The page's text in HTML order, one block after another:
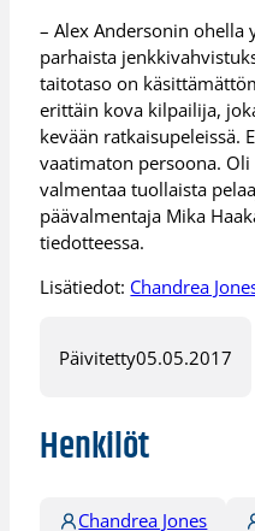
– Alex Andersonin ohella
parhaista
taitotaso on
erittäin kova kilpailija,
kevään ratkaisupeleissä.
vaatimaton persoona.
valmentaa tuollaista
päävalmentaja Mika
tiedotteessa.
Lisätiedot: Chandrea
Päivitetty05.05.2017
Henkilöt
Chandrea Jones